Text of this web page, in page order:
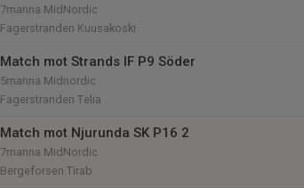
7manna MidNordic
Fagerstranden Kuusakoski
Match mot Strands IF P9 Söder
5manna Midnordic
Fagerstranden Telia
Match mot Njurunda SK P16 2
7manna MidNordic
Bergeforsen Tirab